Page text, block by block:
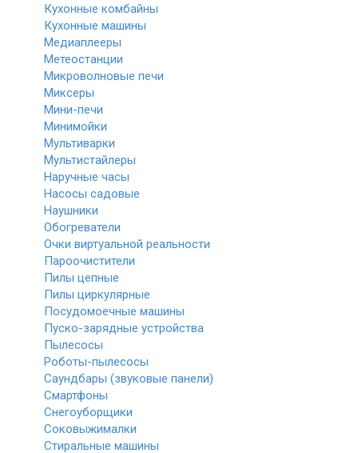
Кухонные комбайны
Кухонные машины
Медиаплееры
Метеостанции
Микроволновые печи
Миксеры
Мини-печи
Минимойки
Мультиварки
Мультистайлеры
Наручные часы
Насосы садовые
Наушники
Обогреватели
Очки виртуальной реальности
Пароочистители
Пилы цепные
Пилы циркулярные
Посудомоечные машины
Пуско-зарядные устройства
Пылесосы
Роботы-пылесосы
Саундбары (звуковые панели)
Смартфоны
Снегоуборщики
Соковыжималки
Стиральные машины